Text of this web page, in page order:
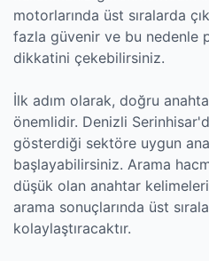
motorlarında üst sıralarda
fazla güvenir ve bu nedenle
dikkatini çekebilirsiniz.
İlk adım olarak, doğru
önemlidir. Denizli
gösterdiği sektöre uygun
başlayabilirsiniz. Arama
düşük olan anahtar
arama sonuçlarında üst
kolaylaştıracaktır.